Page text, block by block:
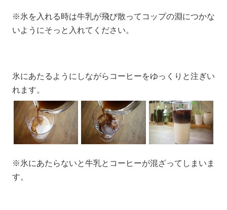
※氷を入れる時は牛乳が飛び散ってコップの淵につかな
いようにそっと入れてください。
氷にあたるようにしながらコーヒーをゆっくりと注ぎい
れます。
※氷にあたらないと牛乳とコーヒーが混ざってしまいま
す。